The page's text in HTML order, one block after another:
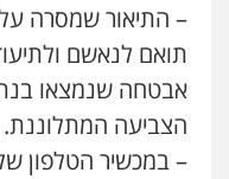
עו"ד
עבירות
אסירים
– התיאור שמסרה
תואם לנאשם
אבטחה שנמצאו
הצביעה המתלוננת.
– במכשיר הטלפון
גיא